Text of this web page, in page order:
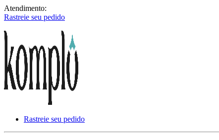
Atendimento:
Rastreie seu pedido
Rastreie seu pedido